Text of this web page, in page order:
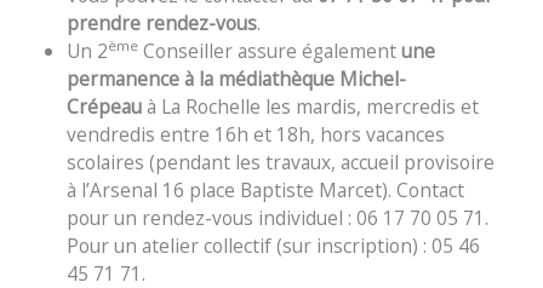
prendre rendez-vous.
Un 2èmeConseiller assure égalementune
permanence à la médiathèque Michel-
Crépeauà La Rochelle les mardis, mercredis et
vendredis entre 16h et 18h, hors vacances
scolaires (pendant les travaux, accueil provisoire
à l’Arsenal 16 place Baptiste Marcet). Contact
pour un rendez-vous individuel : 06 17 70 05 71.
Pour un atelier collectif (sur inscription) : 05 46
45 71 71.